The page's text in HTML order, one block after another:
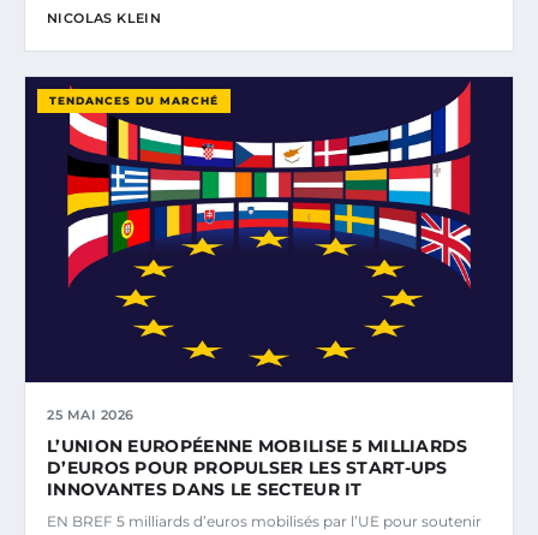
NICOLAS KLEIN
TENDANCES DU MARCHÉ
25 MAI 2026
L’UNION EUROPÉENNE MOBILISE 5 MILLIARDS
D’EUROS POUR PROPULSER LES START-UPS
INNOVANTES DANS LE SECTEUR IT
EN BREF 5 milliards d’euros mobilisés par l’UE pour soutenir